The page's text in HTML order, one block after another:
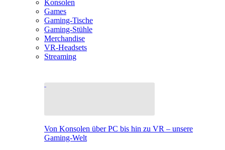
Konsolen
Games
Gaming-Tische
Gaming-Stühle
Merchandise
VR-Headsets
Streaming
Von Konsolen über PC bis hin zu VR – unsere
Gaming-Welt